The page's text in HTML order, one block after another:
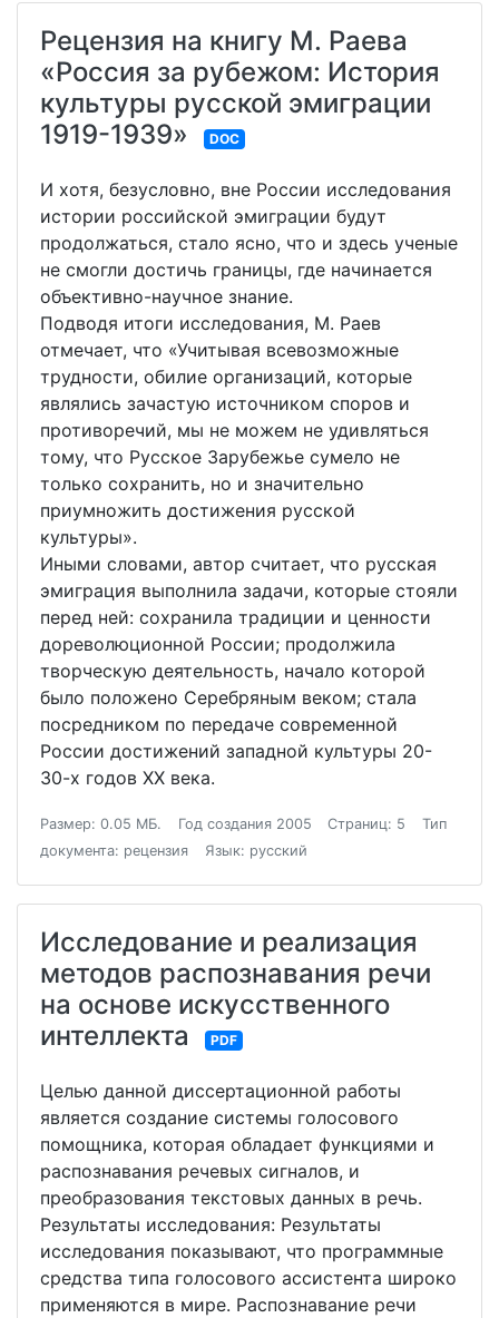
Рецензия на книгу М. Раева
«Россия за рубежом: История
культуры русской эмиграции
1919-1939»
DOC
И хотя, безусловно, вне России исследования
истории российской эмиграции будут
продолжаться, стало ясно, что и здесь ученые
не смогли достичь границы, где начинается
объективно-научное знание.
Подводя итоги исследования, М. Раев
отмечает, что «Учитывая всевозможные
трудности, обилие организаций, которые
являлись зачастую источником споров и
противоречий, мы не можем не удивляться
тому, что Русское Зарубежье сумело не
только сохранить, но и значительно
приумножить достижения русской
культуры».
Иными словами, автор считает, что русская
эмиграция выполнила задачи, которые стояли
перед ней: сохранила традиции и ценности
дореволюционной России; продолжила
творческую деятельность, начало которой
было положено Серебряным веком; стала
посредником по передаче современной
России достижений западной культуры 20-
30-х годов ХХ века.
Размер: 0.05 МБ. Год создания 2005 Страниц: 5
Тип
документа: рецензия
Язык: русский
Исследование и реализация
методов распознавания речи
на основе искусственного
интеллекта
PDF
Целью данной диссертационной работы
является создание системы голосового
помощника, которая обладает функциями и
распознавания речевых сигналов, и
преобразования текстовых данных в речь.
Результаты исследования: Результаты
исследования показывают, что программные
средства типа голосового ассистента широко
применяются в мире. Распознавание речи